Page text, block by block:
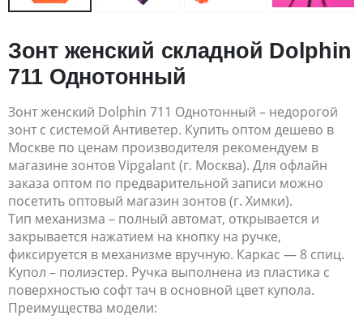
Зонт женский складной Dolphin
711 Однотонный
Зонт женский Dolphin 711 Однотонный – недорогой
зонт с системой Антиветер. Купить оптом дешево в
Москве по ценам производителя рекомендуем в
магазине зонтов Vipgalant (г. Москва). Для офлайн
заказа оптом по предварительной записи можно
посетить оптовый магазин зонтов (г. Химки).
Тип механизма – полный автомат, открывается и
закрывается нажатием на кнопку на ручке,
фиксируется в механизме вручную. Каркас — 8 спиц.
Купол – полиэстер. Ручка выполнена из пластика с
поверхностью софт тач в основной цвет купола.
Преимущества модели: